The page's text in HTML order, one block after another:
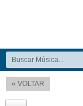
« VOLTAR